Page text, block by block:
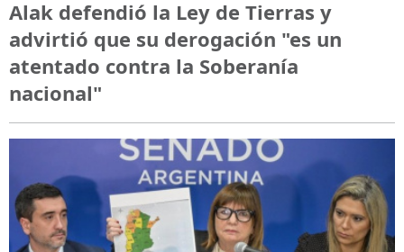
Alak defendió la Ley de Tierras y
advirtió que su derogación "es un
atentado contra la Soberanía
nacional"